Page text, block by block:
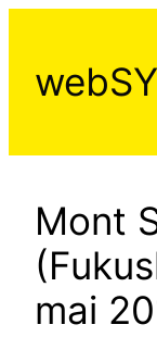
contenu
Mont
mai